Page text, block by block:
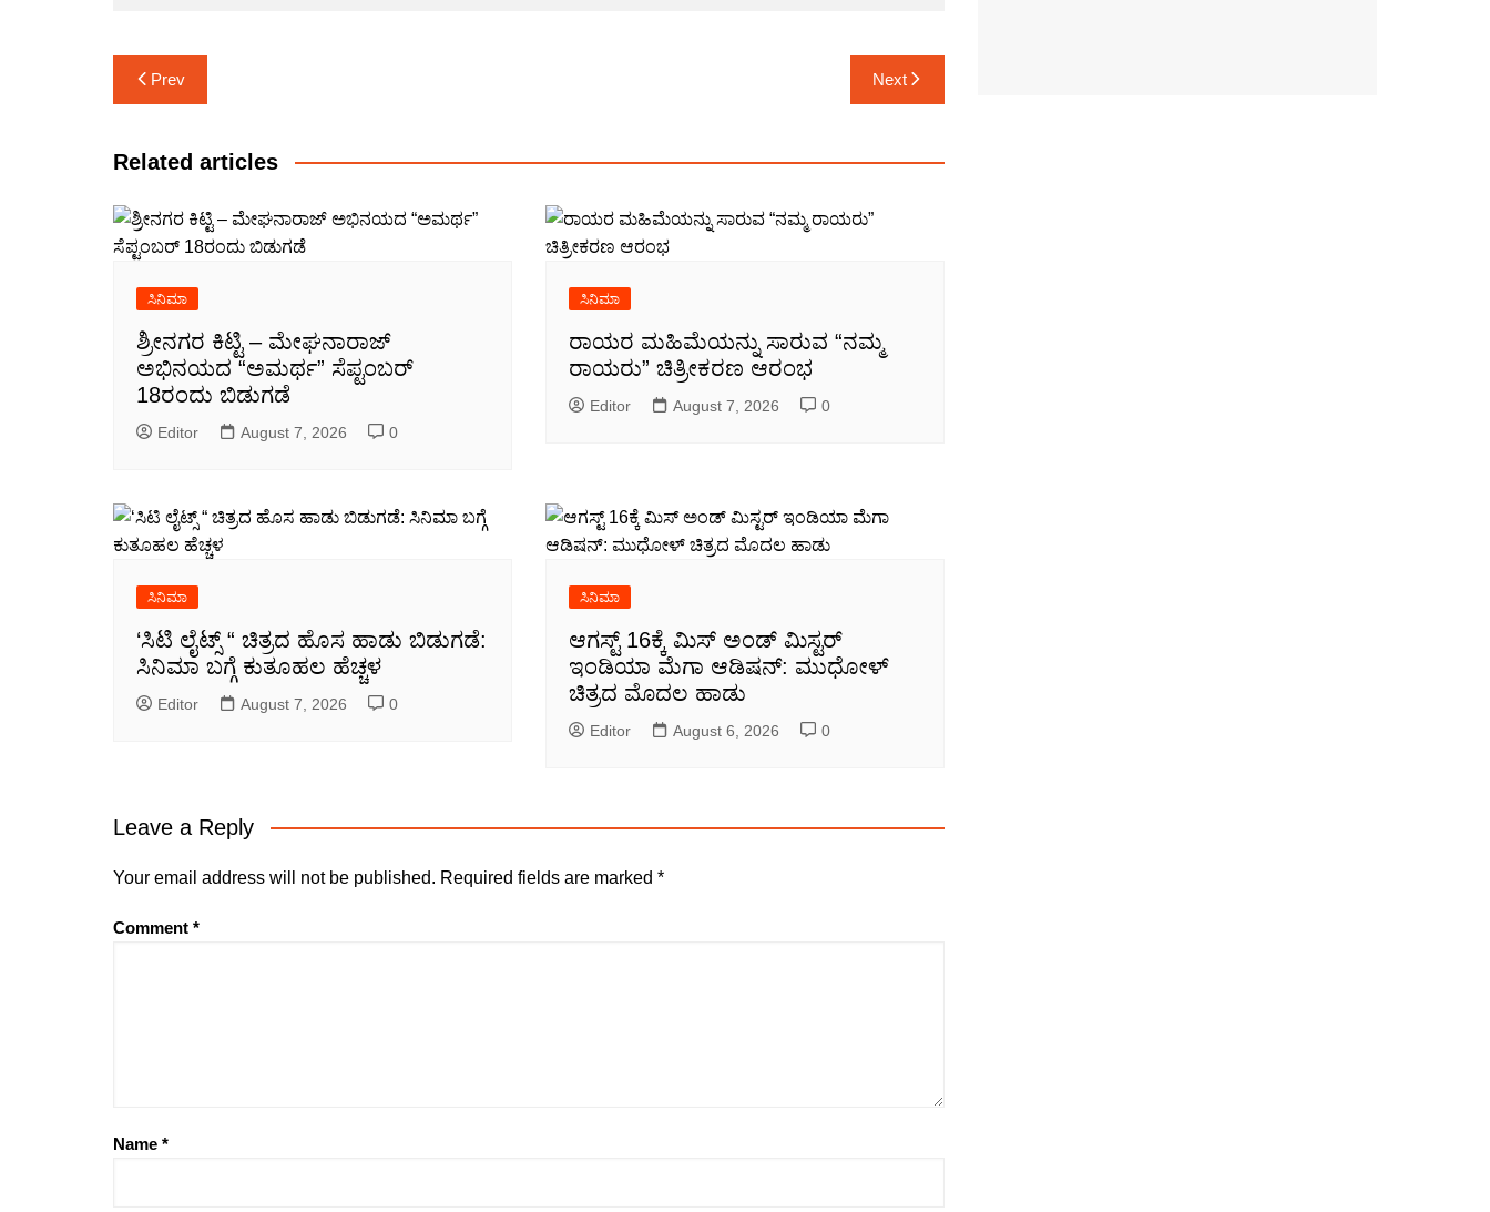
Post
navigation
Prev Next
Related articles
ಸಿನಿಮಾ
ಶ್ರೀನಗರ ಕಿಟ್ಟಿ – ಮೇಘನಾರಾಜ್
ಅಭಿನಯದ “ಅಮರ್ಥ” ಸೆಪ್ಟಂಬರ್
18ರಂದು ಬಿಡುಗಡೆ
Editor August 7, 2026 0
ಸಿನಿಮಾ
ರಾಯರ ಮಹಿಮೆಯನ್ನು ಸಾರುವ “ನಮ್ಮ
ರಾಯರು” ಚಿತ್ರೀಕರಣ ಆರಂಭ
Editor August 7, 2026 0
ಸಿನಿಮಾ
‘ಸಿಟಿ ಲೈಟ್ಸ್ “ ಚಿತ್ರದ ಹೊಸ ಹಾಡು ಬಿಡುಗಡೆ:
ಸಿನಿಮಾ ಬಗ್ಗೆ ಕುತೂಹಲ ಹೆಚ್ಚಳ
Editor August 7, 2026 0
ಸಿನಿಮಾ
ಆಗಸ್ಟ್ 16ಕ್ಕೆ ಮಿಸ್ ಅಂಡ್ ಮಿಸ್ಟರ್
ಇಂಡಿಯಾ ಮೆಗಾ ಆಡಿಷನ್: ಮುಧೋಳ್
ಚಿತ್ರದ ಮೊದಲ ಹಾಡು
Editor August 6, 2026 0
Leave a Reply
Your email address will not be published. Required fields are marked *
Comment *
Name *